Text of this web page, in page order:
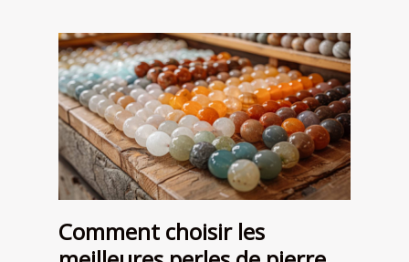
Comment choisir les